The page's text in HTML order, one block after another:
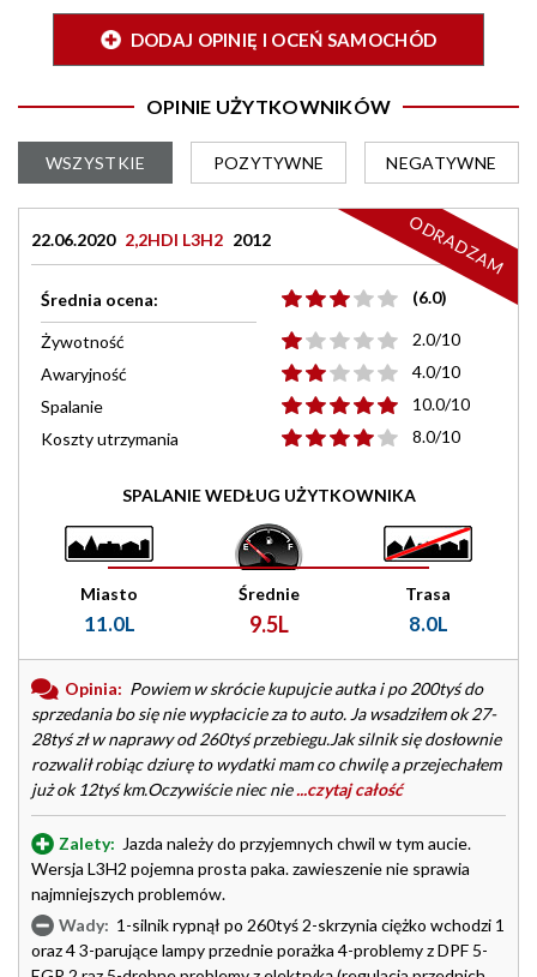
DODAJ OPINIĘ I OCEŃ SAMOCHÓD
OPINIE UŻYTKOWNIKÓW
WSZYSTKIE POZYTYWNE NEGATYWNE
22.06.2020 2,2HDI L3H2 2012
Średnia ocena: (6.0)
Żywotność
2.0/10
Awaryjność
4.0/10
Spalanie
10.0/10
Koszty utrzymania
8.0/10
SPALANIE WEDŁUG UŻYTKOWNIKA
Miasto
11.0L
Średnie
9.5L
Trasa
8.0L
Opinia: Powiem w skrócie kupujcie autka i po 200tyś do
sprzedania bo się nie wypłacicie za to auto. Ja wsadziłem ok 27-
28tyś zł w naprawy od 260tyś przebiegu.Jak silnik się dosłownie
rozwalił robiąc dziurę to wydatki mam co chwilę a przejechałem
już ok 12tyś km.Oczywiście niec nie...czytaj całość
Zalety: Jazda należy do przyjemnych chwil w tym aucie.
Wersja L3H2 pojemna prosta paka. zawieszenie nie sprawia
najmniejszych problemów.
Wady: 1-silnik rypnął po 260tyś 2-skrzynia ciężko wchodzi 1
oraz 4 3-parujące lampy przednie porażka 4-problemy z DPF 5-
ODRADZAM